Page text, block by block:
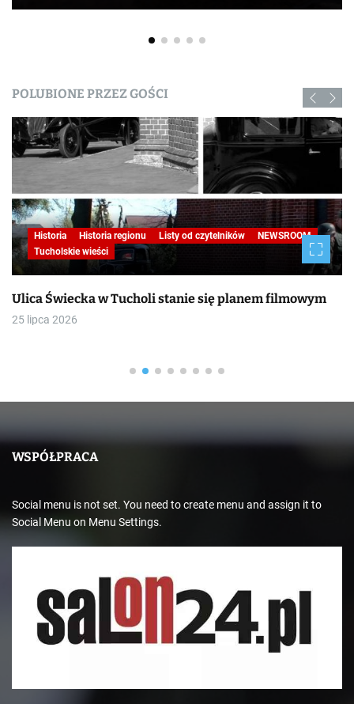
POLUBIONE PRZEZ GOŚCI
Historia Historia regionu Listy od czytelników
NEWSROOM
Tucholskie wieści
Ulica Świecka w Tucholi stanie się planem filmowym
25 lipca 2026
WSPÓŁPRACA
Social menu is not set. You need to create menu and assign it to
Social Menu on Menu Settings.